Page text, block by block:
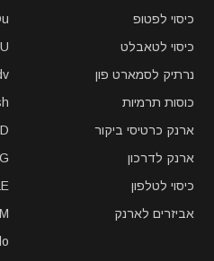
כיסוי לפטופ
כיסוי לטאבלט
נרתיק לסמארט פון
כוסות תרמיות
ארנק כרטיסי ביקור
ארנק לדרכון
כיסוי לטלפון
אביזרים לארנק